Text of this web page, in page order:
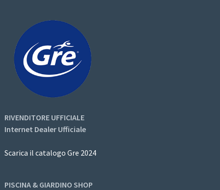
RIVENDITORE UFFICIALE
Internet Dealer Ufficiale
Scarica il catalogo Gre 2024
PISCINA & GIARDINO SHOP